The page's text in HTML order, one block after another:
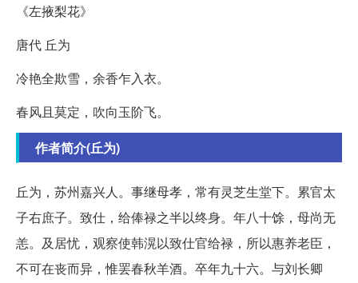
《左掖梨花》
唐代 丘为
冷艳全欺雪，余香乍入衣。
春风且莫定，吹向玉阶飞。
作者简介(丘为)
丘为，苏州嘉兴人。事继母孝，常有灵芝生堂下。累官太
子右庶子。致仕，给俸禄之半以终身。年八十馀，母尚无
恙。及居忧，观察使韩滉以致仕官给禄，所以惠养老臣，
不可在丧而异，惟罢春秋羊酒。卒年九十六。与刘长卿